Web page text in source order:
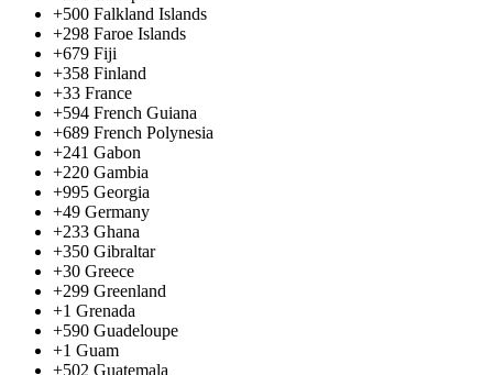
+500 Falkland Islands
+298 Faroe Islands
+679 Fiji
+358 Finland
+33 France
+594 French Guiana
+689 French Polynesia
+241 Gabon
+220 Gambia
+995 Georgia
+49 Germany
+233 Ghana
+350 Gibraltar
+30 Greece
+299 Greenland
+1 Grenada
+590 Guadeloupe
+1 Guam
+502 Guatemala